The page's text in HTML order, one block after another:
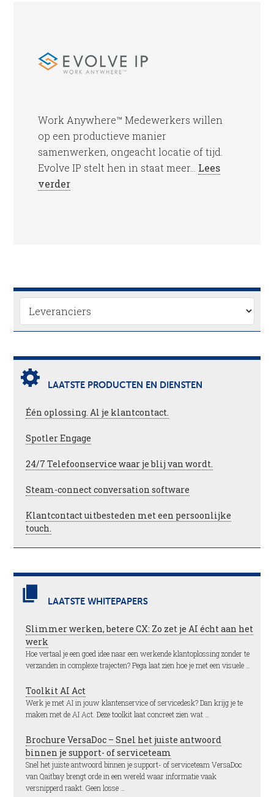
Work Anywhere™ Medewerkers willen
op een productieve manier
samenwerken, ongeacht locatie of tijd.
Evolve IP stelt hen in staat meer... Lees
verder
LAATSTE PRODUCTEN EN DIENSTEN
Één oplossing. Al je klantcontact.
Spotler Engage
24/7 Telefoonservice waar je blij van wordt.
Steam-connect conversation software
Klantcontact uitbesteden met een persoonlijke
touch.
LAATSTE WHITEPAPERS
Slimmer werken, betere CX: Zo zet je AI écht aan het
werk
Hoe vertaal je een goed idee naar een werkende klantoplossing zonder te
verzanden in complexe trajecten? Pega laat zien hoe je met een visuele …
Toolkit AI Act
Werk je met AI in jouw klantenservice of servicedesk? Dan krijg je te
maken met de AI Act. Deze toolkit laat concreet zien wat …
Brochure VersaDoc – Snel het juiste antwoord
binnen je support- of serviceteam
Snel het juiste antwoord binnen je support- of serviceteam VersaDoc
van Qaitbay brengt orde in een wereld waar informatie vaak
versnipperd raakt. Geen losse …